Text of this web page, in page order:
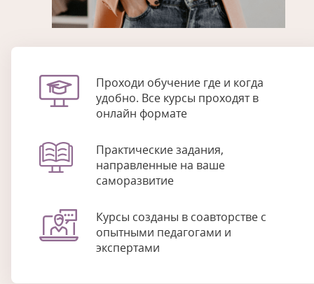
Проходи обучение где и когда
удобно. Все курсы проходят в
онлайн формате
Практические задания,
направленные на ваше
саморазвитие
Курсы созданы в соавторстве с
опытными педагогами и
экспертами